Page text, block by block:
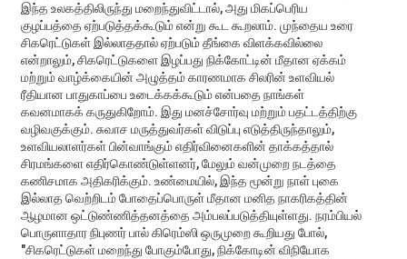
இந்த உலகத்திலிருந்து மறைந்துவிட்டால், அது மிகப்பெரிய
குழப்பத்தை ஏற்படுத்தக்கூடும் என்று கூட கூறலாம். முந்தைய உரை
சிகரெட்டுகள் இல்லாததால் ஏற்படும் தீங்கை விளக்கவில்லை
என்றாலும், சிகரெட்டுகளை இழப்பது நிக்கோட்டின் மீதான ஏக்கம்
மற்றும் வாழ்க்கையின் அழுத்தம் காரணமாக சிலரின் உளவியல்
ரீதியான பாதுகாப்பை உடைக்கக்கூடும் என்பதை நாங்கள்
கவனமாகக் கருதுகிறோம். இது மனச்சோர்வு மற்றும் பதட்டத்திற்கு
வழிவகுக்கும். சுவாச மருத்துவர்கள் விடுப்பு எடுத்திருந்தாலும்,
உளவியலாளர்கள் பின்வாங்கும் எதிர்வினைகளின் தாக்கத்தால்
சிரமங்களை எதிர்கொண்டுள்ளனர், மேலும் வன்முறை நடத்தை
கணிசமாக அதிகரிக்கும். உண்மையில், இந்த மூன்று நாள் புகை
இல்லாத வெற்றிடம் போதைப்பொருள் மீதான மனித நாகரிகத்தின்
ஆழமான ஒட்டுண்ணித்தனத்தை அம்பலப்படுத்தியுள்ளது. நரம்பியல்
பொருளாதார நிபுணர் பால் கிரெம்ஸி ஒருமுறை கூறியது போல்,
"சிகரெட்டுகள் மறைந்து போகும்போது, ​​நிக்கோடின் விநியோக